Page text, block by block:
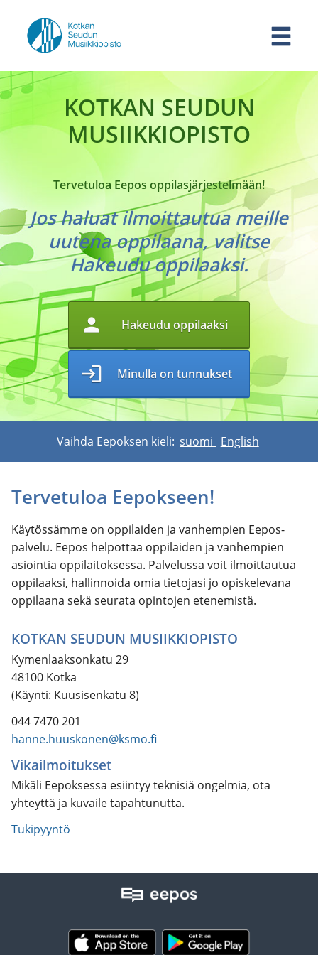
KOTKAN SEUDUN
MUSIIKKIOPISTO
Tervetuloa Eepos oppilasjärjestelmään!
Jos haluat ilmoittautua meille
uutena oppilaana, valitse
Hakeudu oppilaaksi.
person Hakeudu oppilaaksi
login Minulla on tunnukset
Vaihda Eepoksen kieli: suomi English
Tervetuloa Eepokseen!
Käytössämme on oppilaiden ja vanhempien Eepos-
palvelu. Eepos helpottaa oppilaiden ja vanhempien
asiointia oppilaitoksessa. Palvelussa voit ilmoittautua
oppilaaksi, hallinnoida omia tietojasi jo opiskelevana
oppilaana sekä seurata opintojen etenemistä.
KOTKAN SEUDUN MUSIIKKIOPISTO
Kymenlaaksonkatu 29
48100 Kotka
(Käynti: Kuusisenkatu 8)
044 7470 201
hanne.huuskonen@ksmo.fi
Vikailmoitukset
Mikäli Eepoksessa esiintyy teknisiä ongelmia, ota
yhteyttä ja kuvaile tapahtunutta.
Tukipyyntö